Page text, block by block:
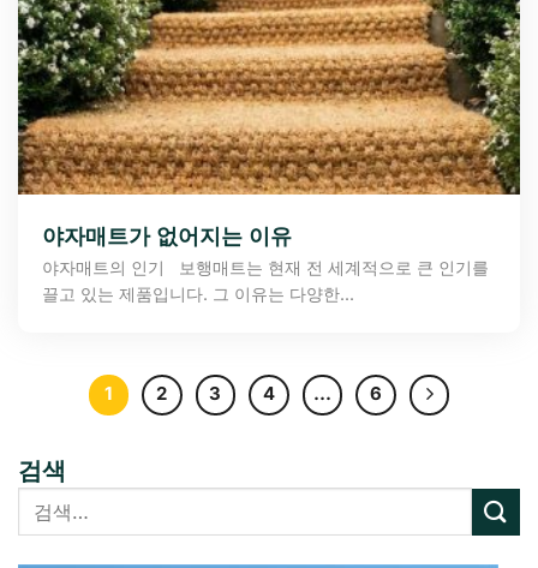
야자매트가 없어지는 이유
야자매트의 인기 보행매트는 현재 전 세계적으로 큰 인기를
끌고 있는 제품입니다. 그 이유는 다양한...
1 2 3 4 … 6
검색